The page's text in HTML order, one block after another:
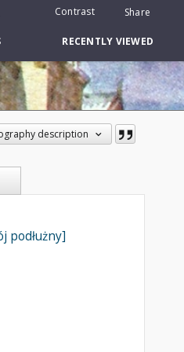
Contrast Share
RECENTLY VIEWED
description
podłużny]